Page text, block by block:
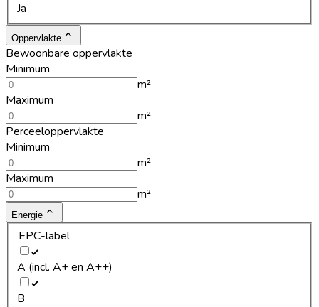
Ja
Oppervlakte
Bewoonbare oppervlakte
Minimum
m²
Maximum
m²
Perceeloppervlakte
Minimum
m²
Maximum
m²
Energie
EPC-label
A (incl. A+ en A++)
B